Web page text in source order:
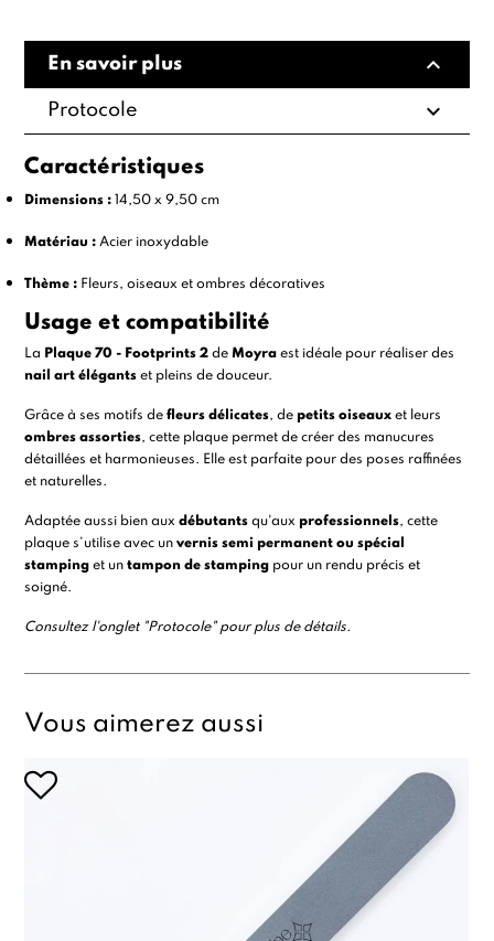
En savoir plus expand_less
Protocole expand_more
Caractéristiques
Dimensions : 14,50 x 9,50 cm
Matériau : Acier inoxydable
Thème : Fleurs, oiseaux et ombres décoratives
Usage et compatibilité
La Plaque 70 - Footprints 2 deMoyra est idéale pour réaliser des
nail art élégants et pleins de douceur.
Grâce à ses motifs defleurs délicates, de petits oiseaux et leurs
ombres assorties, cette plaque permet de créer des manucures
détaillées et harmonieuses. Elle est parfaite pour des poses raffinées
et naturelles.
Adaptée aussi bien auxdébutants qu'aux professionnels, cette
plaque s’utilise avec unvernis semi permanent ou spécial
stamping et untampon de stamping pour un rendu précis et
soigné.
Consultez l'onglet "Protocole" pour plus de détails.
Vous aimerez aussi